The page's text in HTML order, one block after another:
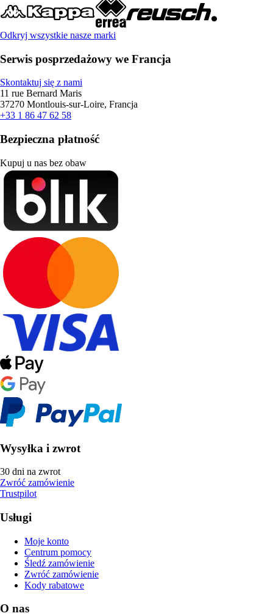
Odkryj wszystkie nasze marki
Serwis posprzedażowy we Francja
Skontaktuj się z nami
11 rue Bernard Maris
37270 Montlouis-sur-Loire, Francja
+33 1 86 47 62 58
Bezpieczna płatność
Kupuj u nas bez obaw
Wysyłka i zwrot
30 dni na zwrot
Zwróć zamówienie
Trustpilot
Usługi
Moje konto
Centrum pomocy
Śledź zamówienie
Zwróć zamówienie
Kody rabatowe
O nas